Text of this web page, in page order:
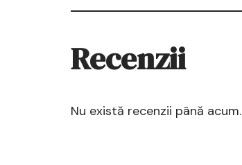
Recenzii
Nu există recenzii până acum.